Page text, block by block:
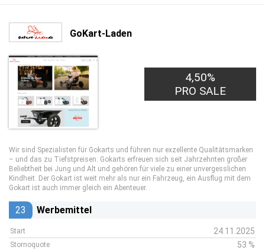
GoKart-Laden
4,50%
PRO SALE
Wir sind Spezialisten für Gokarts und führen nur exzellente Qualitätsmarken
– und das zu Tiefstpreisen. Gokarts erfreuen sich seit Jahrzehnten großer
Beliebtheit bei Jung und Alt und gehören für viele zu einer unvergesslichen
Kindheit. Der Gokart ist weit mehr als nur ein Fahrzeug, ein Ausflug mit dem
Gokart ist auch immer gleich ein Abenteuer.
23 Werbemittel
Start 24.11.2025
Stornoquote 53 %